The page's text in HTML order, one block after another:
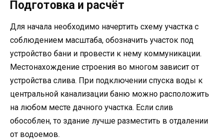
Подготовка и расчёт
Для начала необходимо начертить схему участка с
соблюдением масштаба, обозначить участок под
устройство бани и провести к нему коммуникации.
Местонахождение строения во многом зависит от
устройства слива. При подключении спуска воды к
центральной канализации баню можно расположить
на любом месте дачного участка. Если слив
обособлен, то здание лучше разместить в отдалении
от водоемов.